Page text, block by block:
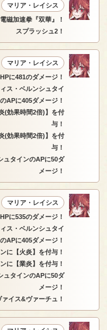
マリア・レイシス
磁加速拳『双華』！
スプラッシュ2！
マリア・レイシス
に481のダメージ！
ス・ベルンシュタイ
APに405ダメージ！
(効果時間2倍)】を付
与！
(効果時間2倍)】を付
与！
ュタインのAPに50ダ
メージ！
マリア・レイシス
に535のダメージ！
ス・ベルンシュタイ
APに405ダメージ！
に【火炎】を付与！
に【業炎】を付与！
ュタインのAPに50ダ
メージ！
イス&ヴァーチュ！